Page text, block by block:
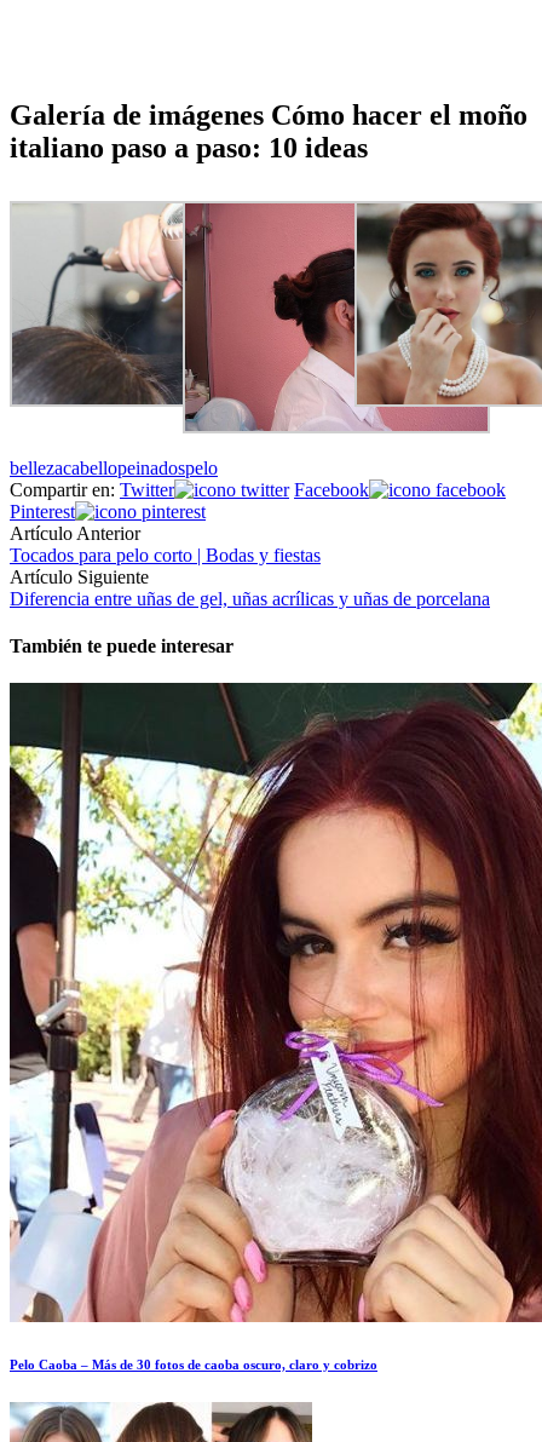
Galería de imágenes Cómo hacer el moño
italiano paso a paso: 10 ideas
bellezacabellopeinadospelo
Compartir en: Twitter
Facebook
Pinterest
Artículo Anterior
Tocados para pelo corto | Bodas y fiestas
Artículo Siguiente
Diferencia entre uñas de gel, uñas acrílicas y uñas de porcelana
También te puede interesar
Pelo Caoba – Más de 30 fotos de caoba oscuro, claro y cobrizo